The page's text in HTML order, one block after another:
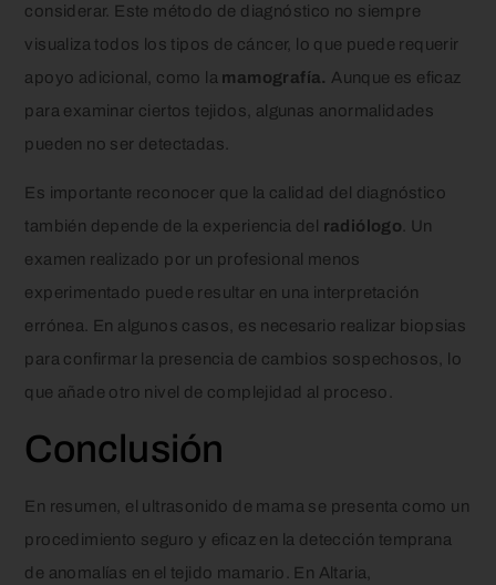
considerar. Este método de diagnóstico no siempre
visualiza todos los tipos de cáncer, lo que puede requerir
apoyo adicional, como la mamografía. Aunque es eficaz
para examinar ciertos tejidos, algunas anormalidades
pueden no ser detectadas.
Es importante reconocer que la calidad del diagnóstico
también depende de la experiencia del radiólogo . Un
examen realizado por un profesional menos
experimentado puede resultar en una interpretación
errónea. En algunos casos, es necesario realizar biopsias
para confirmar la presencia de cambios sospechosos, lo
que añade otro nivel de complejidad al proceso.
Conclusión
En resumen, el ultrasonido de mama se presenta como un
procedimiento seguro y eficaz en la detección temprana
de anomalías en el tejido mamario. En Altaria,